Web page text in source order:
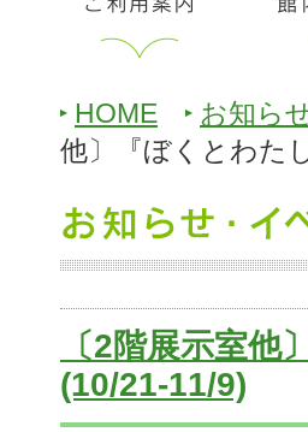
HOME お知ら
他〕『ぼくとわた
〔2階展示室
(10/21-11/9)